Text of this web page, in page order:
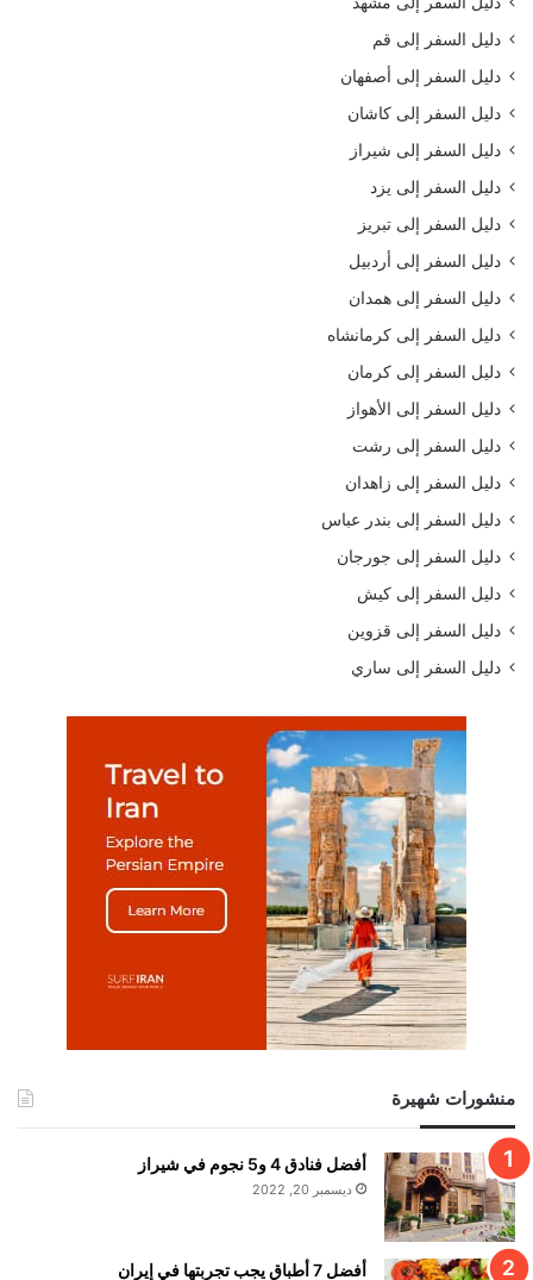
دليل السفر إلى قم
دليل السفر إلى أصفهان
دليل السفر إلى كاشان
دليل السفر إلى شيراز
دليل السفر إلى يزد
دليل السفر إلى تبريز
دليل السفر إلى أردبيل
دليل السفر إلى همدان
دليل السفر إلى كرمانشاه
دليل السفر إلى كرمان
دليل السفر إلى الأهواز
دليل السفر إلى رشت
دليل السفر إلى زاهدان
دليل السفر إلى بندر عباس
دليل السفر إلى جورجان
دليل السفر إلى كيش
دليل السفر إلى قزوين
دليل السفر إلى ساري
منشورات شهيرة
أفضل فنادق 4 و5 نجوم في شيراز
ديسمبر 20, 2022
أفضل 7 أطباق يجب تجربتها في إيران